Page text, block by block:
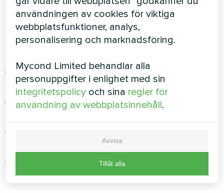
Professionell dimensionering säkerställer
optimal prestanda och effektivitet.
Strategi för placering:
Strategisk placering maximerar
luftcirkulationens effektivitet
Korrekt avstånd säkerställer optimal
underhållskostnaderna
Estetisk integration upprätthåller utrymmets
attraktivitet
användningen av cookies för viktiga
webbplatsfunktioner, analys,
personalisering och marknadsföring.
Mycond Limited behandlar alla
personuppgifter i enlighet med sin
integritetspolicy och sina regler för
användning av webbplatsinnehåll.
Avvisa
Tillåt alla